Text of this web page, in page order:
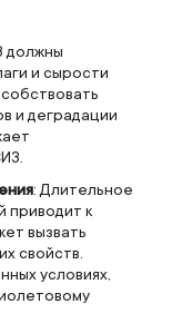
должны
и сырости
и деградации
: Длительное
приводит к
вызвать
свойств.
условиях,